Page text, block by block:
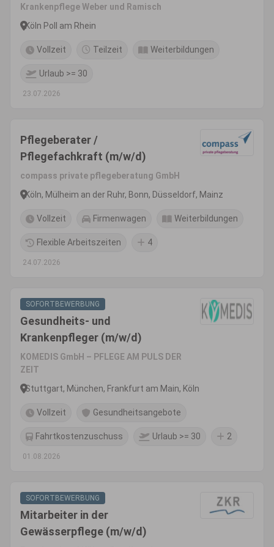
Krankenpflege Weber und Ramisch
Köln Poll am Rhein
Vollzeit Teilzeit Weiterbildungen
Urlaub >= 30
23.07.2026
Pflegeberater /
Pflegefachkraft (m/w/d)
compass private pflegeberatung GmbH
Köln, Mülheim an der Ruhr, Bonn, Düsseldorf, Mainz
Vollzeit Firmenwagen Weiterbildungen
Flexible Arbeitszeiten 4
24.07.2026
SOFORTBEWERBUNG
Gesundheits- und
Krankenpfleger (m/w/d)
KOMEDIS GmbH – PFLEGE AM PULS DER
ZEIT
Stuttgart, München, Frankfurt am Main, Köln
Vollzeit Gesundheitsangebote
Fahrtkostenzuschuss Urlaub >= 30 2
01.08.2026
SOFORTBEWERBUNG
Mitarbeiter in der
Gewässerpflege (m/w/d)